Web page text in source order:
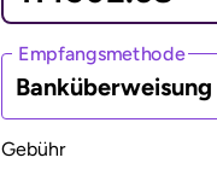
Empfangsmethode
Banküberweisung
Gebühr